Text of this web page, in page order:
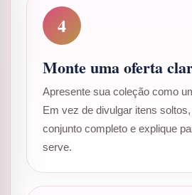
4
Monte uma oferta
Apresente sua coleção como
Em vez de divulgar itens
conjunto completo e explique
serve.